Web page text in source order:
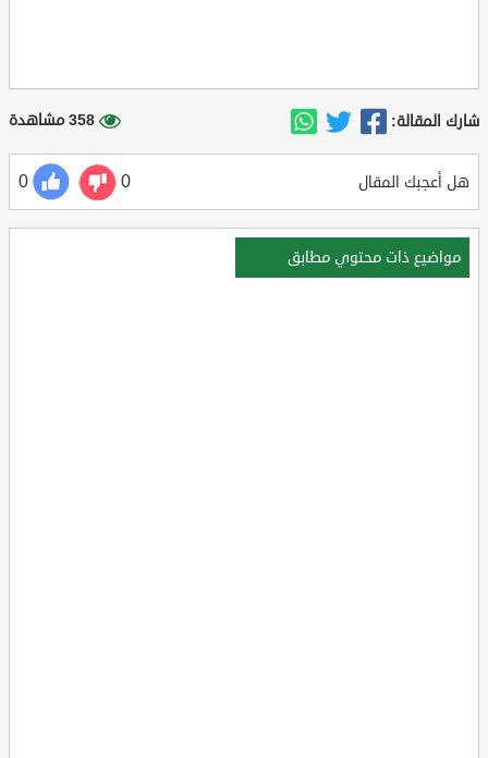
شارك المقالة: 358 مشاهدة
هل أعجبك المقال 0
0
مواضيع ذات محتوي مطابق